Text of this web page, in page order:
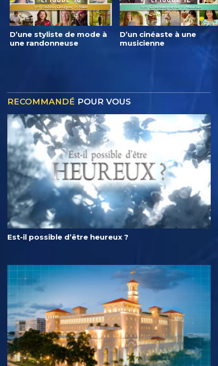
D’une styliste de mode à
une randonneuse
D’un cinéaste à une
musicienne
RECOMMANDÉ POUR VOUS
Est-il possible d’être heureux ?